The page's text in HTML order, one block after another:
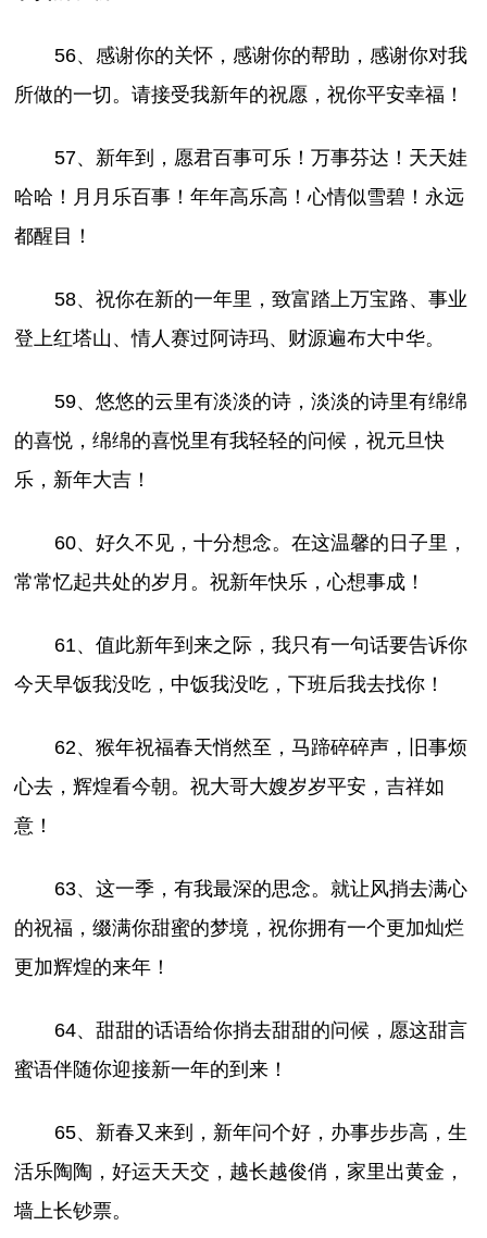
56、感谢你的关怀，感谢你的帮助，感谢你对我
所做的一切。请接受我新年的祝愿，祝你平安幸福！
57、新年到，愿君百事可乐！万事芬达！天天娃
哈哈！月月乐百事！年年高乐高！心情似雪碧！永远
都醒目！
58、祝你在新的一年里，致富踏上万宝路、事业
登上红塔山、情人赛过阿诗玛、财源遍布大中华。
59、悠悠的云里有淡淡的诗，淡淡的诗里有绵绵
的喜悦，绵绵的喜悦里有我轻轻的问候，祝元旦快
乐，新年大吉！
60、好久不见，十分想念。在这温馨的日子里，
常常忆起共处的岁月。祝新年快乐，心想事成！
61、值此新年到来之际，我只有一句话要告诉你
今天早饭我没吃，中饭我没吃，下班后我去找你！
62、猴年祝福春天悄然至，马蹄碎碎声，旧事烦
心去，辉煌看今朝。祝大哥大嫂岁岁平安，吉祥如
意！
63、这一季，有我最深的思念。就让风捎去满心
的祝福，缀满你甜蜜的梦境，祝你拥有一个更加灿烂
更加辉煌的来年！
64、甜甜的话语给你捎去甜甜的问候，愿这甜言
蜜语伴随你迎接新一年的到来！
65、新春又来到，新年问个好，办事步步高，生
活乐陶陶，好运天天交，越长越俊俏，家里出黄金，
墙上长钞票。